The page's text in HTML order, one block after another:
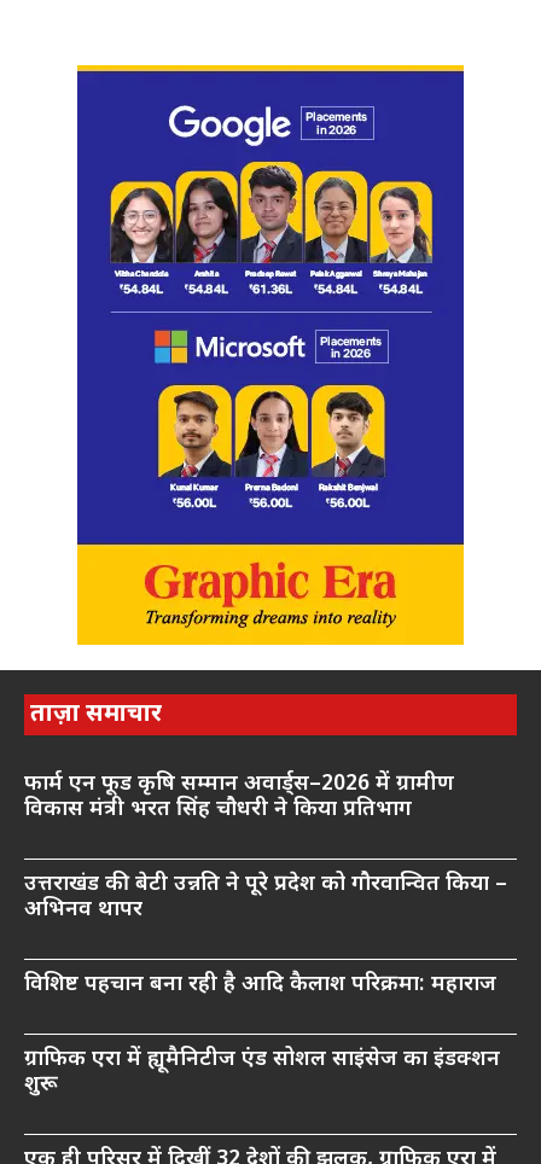
ताज़ा समाचार
फार्म एन फूड कृषि सम्मान अवार्ड्स–2026 में ग्रामीण
विकास मंत्री भरत सिंह चौधरी ने किया प्रतिभाग
उत्तराखंड की बेटी उन्नति ने पूरे प्रदेश को गौरवान्वित किया –
अभिनव थापर
विशिष्ट पहचान बना रही है आदि कैलाश परिक्रमा: महाराज
ग्राफिक एरा में ह्यूमैनिटीज एंड सोशल साइंसेज का इंडक्शन
शुरू